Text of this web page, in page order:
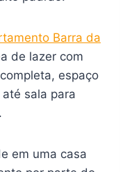
Barra da
de lazer com
espaço
sala para
em uma casa